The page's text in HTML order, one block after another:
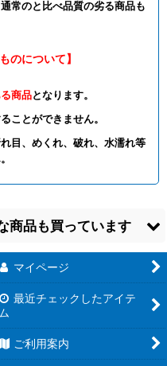
常のと比べ品質の劣る商品も
のについて】
商品となります。
ことができません。
目、めくれ、破れ、水濡れ等
商品も買っています
早坂愛 【OSC-KGY】白銀圭
マイページ
最近チェックしたアイテ
ム
ご利用案内